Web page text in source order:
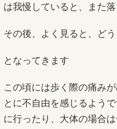
は我慢していると、また
その後、よく見ると、ど
となってきます
この頃には歩く際の痛み
とに不自由を感じるよう
に行ったり、大体の場合